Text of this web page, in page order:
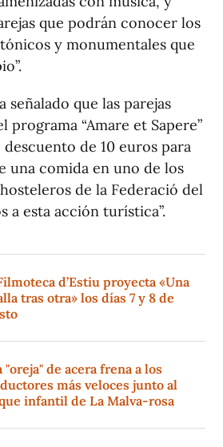
que podrán conocer los
y monumentales que
señalado que las parejas
programa “Amare et Sapere”
de 10 euros para
una comida en uno de los
de la Federació del
a esta acción turística”.
d’Estiu proyecta «Una
tras otra» los días 7 y 8 de
"oreja" de acera frena a los
más veloces junto al
infantil de La Malva-rosa